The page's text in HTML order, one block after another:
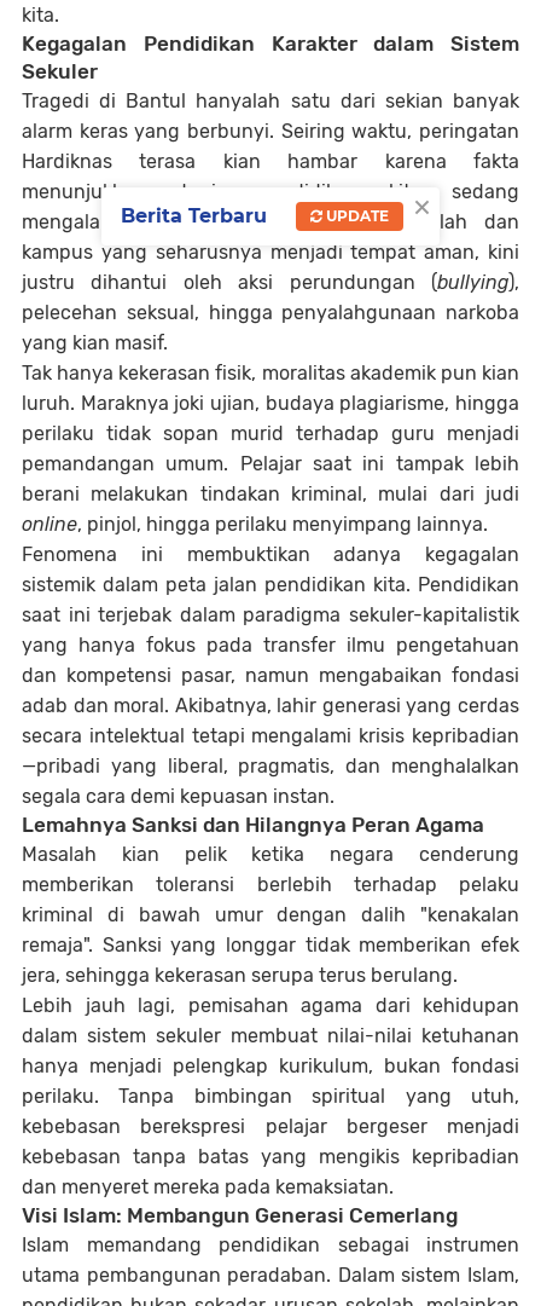
kita.
Kegagalan Pendidikan Karakter dalam Sistem
Sekuler
Tragedi di Bantul hanyalah satu dari sekian banyak
alarm keras yang berbunyi. Seiring waktu, peringatan
Hardiknas terasa kian hambar karena fakta
menunjukkan dunia pendidikan kita sedang
mengalami degradasi serius. Ruang sekolah dan
kampus yang seharusnya menjadi tempat aman, kini
justru dihantui oleh aksi perundungan (bullying),
pelecehan seksual, hingga penyalahgunaan narkoba
yang kian masif.
Tak hanya kekerasan fisik, moralitas akademik pun kian
luruh. Maraknya joki ujian, budaya plagiarisme, hingga
perilaku tidak sopan murid terhadap guru menjadi
pemandangan umum. Pelajar saat ini tampak lebih
berani melakukan tindakan kriminal, mulai dari judi
online, pinjol, hingga perilaku menyimpang lainnya.
Fenomena ini membuktikan adanya kegagalan
sistemik dalam peta jalan pendidikan kita. Pendidikan
saat ini terjebak dalam paradigma sekuler-kapitalistik
yang hanya fokus pada transfer ilmu pengetahuan
dan kompetensi pasar, namun mengabaikan fondasi
adab dan moral. Akibatnya, lahir generasi yang cerdas
secara intelektual tetapi mengalami krisis kepribadian
—pribadi yang liberal, pragmatis, dan menghalalkan
segala cara demi kepuasan instan.
Lemahnya Sanksi dan Hilangnya Peran Agama
Masalah kian pelik ketika negara cenderung
memberikan toleransi berlebih terhadap pelaku
kriminal di bawah umur dengan dalih "kenakalan
remaja". Sanksi yang longgar tidak memberikan efek
jera, sehingga kekerasan serupa terus berulang.
Lebih jauh lagi, pemisahan agama dari kehidupan
dalam sistem sekuler membuat nilai-nilai ketuhanan
hanya menjadi pelengkap kurikulum, bukan fondasi
perilaku. Tanpa bimbingan spiritual yang utuh,
kebebasan berekspresi pelajar bergeser menjadi
kebebasan tanpa batas yang mengikis kepribadian
dan menyeret mereka pada kemaksiatan.
Visi Islam: Membangun Generasi Cemerlang
Islam memandang pendidikan sebagai instrumen
utama pembangunan peradaban. Dalam sistem Islam,
×
Berita Terbaru UPDATE